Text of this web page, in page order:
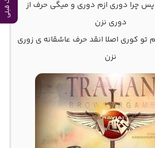
پس چرا دوری ازم دوری و میگی حرف از
دوری نزن
کوری اصلا انقد حرف عاشقانه ی زوری
نزن